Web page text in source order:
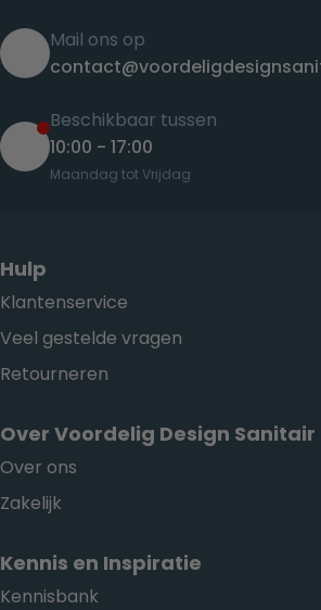
Mail ons op
Beschikbaar tussen
10:00 - 17:00
Maandag tot Vrijdag
Hulp
Klantenservice
Veel gestelde vragen
Retourneren
Over Voordelig Design Sanitair
Over ons
Zakelijk
Kennis en Inspiratie
Kennisbank